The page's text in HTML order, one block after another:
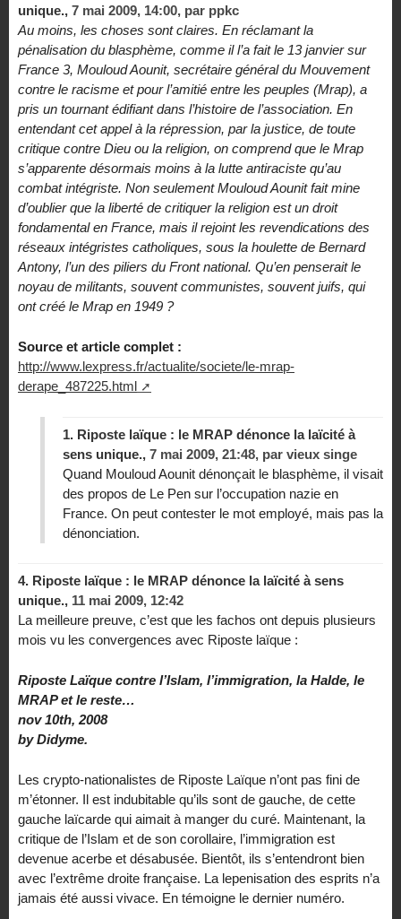
unique., 7 mai 2009, 14:00, par ppkc
Au moins, les choses sont claires. En réclamant la
pénalisation du blasphème, comme il l’a fait le 13 janvier sur
France 3, Mouloud Aounit, secrétaire général du Mouvement
contre le racisme et pour l’amitié entre les peuples (Mrap), a
pris un tournant édifiant dans l’histoire de l’association. En
entendant cet appel à la répression, par la justice, de toute
critique contre Dieu ou la religion, on comprend que le Mrap
s’apparente désormais moins à la lutte antiraciste qu’au
combat intégriste. Non seulement Mouloud Aounit fait mine
d’oublier que la liberté de critiquer la religion est un droit
fondamental en France, mais il rejoint les revendications des
réseaux intégristes catholiques, sous la houlette de Bernard
Antony, l’un des piliers du Front national. Qu’en penserait le
noyau de militants, souvent communistes, souvent juifs, qui
ont créé le Mrap en 1949 ?
Source et article complet :
http://www.lexpress.fr/actualite/societe/le-mrap-
derape_487225.html
1. Riposte laïque : le MRAP dénonce la laïcité à
sens unique., 7 mai 2009, 21:48, par vieux singe
Quand Mouloud Aounit dénonçait le blasphème, il visait
des propos de Le Pen sur l’occupation nazie en
France. On peut contester le mot employé, mais pas la
dénonciation.
4. Riposte laïque : le MRAP dénonce la laïcité à sens
unique., 11 mai 2009, 12:42
La meilleure preuve, c’est que les fachos ont depuis plusieurs
mois vu les convergences avec Riposte laïque :
Riposte Laïque contre l’Islam, l’immigration, la Halde, le
MRAP et le reste…
nov 10th, 2008
by Didyme.
Les crypto-nationalistes de Riposte Laïque n’ont pas fini de
m’étonner. Il est indubitable qu’ils sont de gauche, de cette
gauche laïcarde qui aimait à manger du curé. Maintenant, la
critique de l’Islam et de son corollaire, l’immigration est
devenue acerbe et désabusée. Bientôt, ils s’entendront bien
avec l’extrême droite française. La lepenisation des esprits n’a
jamais été aussi vivace. En témoigne le dernier numéro.